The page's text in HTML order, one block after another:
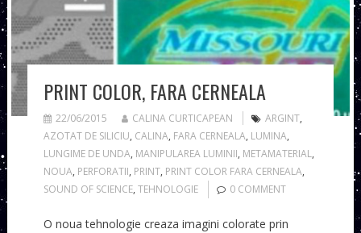
PRINT COLOR, FARA CERNEALA
22/06/2015 CALINA CURTICAPEAN ARGINT,
AZOTAT DE SILICIU, CALINA, FARA CERNEALA, LUMINA,
LUNGIME DE UNDA, MANIPULAREA LUMINII, METAMATERIAL,
NOUA, PERFORATII, PRINT, PRINT COLOR FARA CERNEALA,
SOUND OF SCIENCE, TEHNOLOGIE 0 COMMENT
O noua tehnologie creaza imagini colorate prin